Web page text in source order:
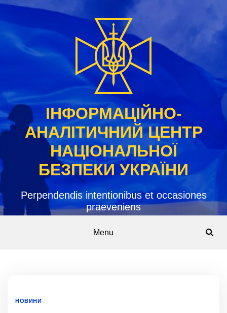
Skip
content
ІНФОРМАЦІЙНО-
АНАЛІТИЧНИЙ ЦЕНТР
НАЦІОНАЛЬНОЇ
БЕЗПЕКИ УКРАЇНИ
Perpendendis intentionibus et occasiones
praeveniens
Menu
НОВИНИ